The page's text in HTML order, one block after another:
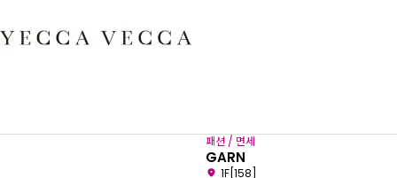
패션 / 면세
GARN
1F[158]